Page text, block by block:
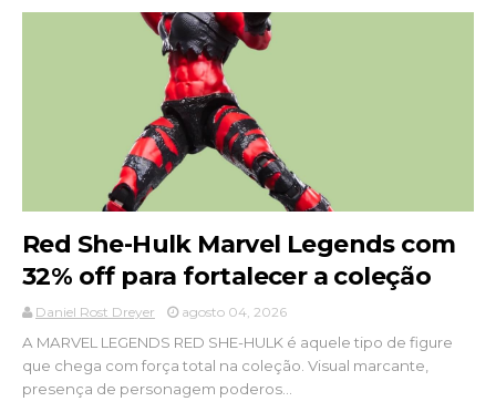
Red She-Hulk Marvel Legends com
32% off para fortalecer a coleção
Daniel Rost Dreyer agosto 04, 2026
A MARVEL LEGENDS RED SHE-HULK é aquele tipo de figure
que chega com força total na coleção. Visual marcante,
presença de personagem poderos...